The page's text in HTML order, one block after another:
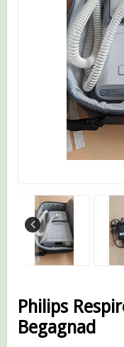
Philips
Begagnad